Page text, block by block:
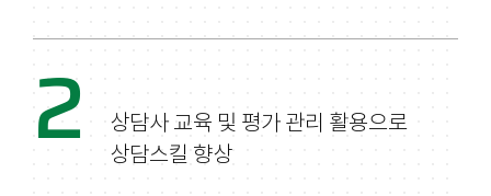
2
상담사 교육 및 평가 관리 활용으로
상담스킬 향상